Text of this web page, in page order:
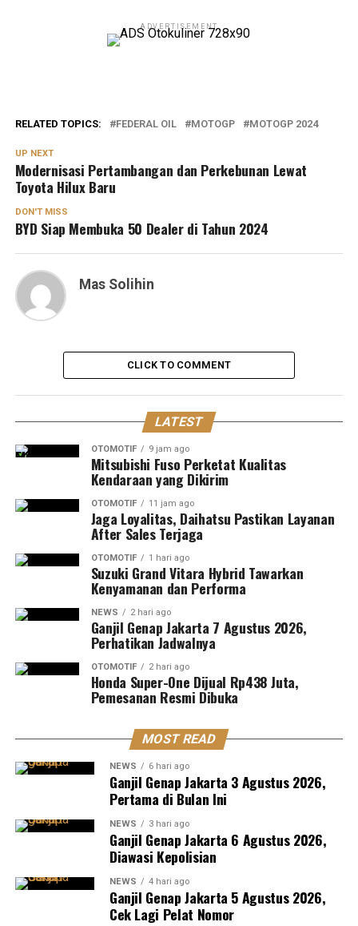
ADVERTISEMENT
RELATED TOPICS: FEDERAL OIL MOTOGP MOTOGP 2024
UP NEXT
Modernisasi Pertambangan dan Perkebunan Lewat
Toyota Hilux Baru
DON'T MISS
BYD Siap Membuka 50 Dealer di Tahun 2024
Mas Solihin
CLICK TO COMMENT
LATEST
OTOMOTIF 9 jam ago
Mitsubishi Fuso Perketat Kualitas
Kendaraan yang Dikirim
OTOMOTIF 11 jam ago
Jaga Loyalitas, Daihatsu Pastikan Layanan
After Sales Terjaga
OTOMOTIF 1 hari ago
Suzuki Grand Vitara Hybrid Tawarkan
Kenyamanan dan Performa
NEWS 2 hari ago
Ganjil Genap Jakarta 7 Agustus 2026,
Perhatikan Jadwalnya
OTOMOTIF 2 hari ago
Honda Super-One Dijual Rp438 Juta,
Pemesanan Resmi Dibuka
MOST READ
NEWS 6 hari ago
Ganjil Genap Jakarta 3 Agustus 2026,
Pertama di Bulan Ini
NEWS 3 hari ago
Ganjil Genap Jakarta 6 Agustus 2026,
Diawasi Kepolisian
NEWS 4 hari ago
Ganjil Genap Jakarta 5 Agustus 2026,
Cek Lagi Pelat Nomor